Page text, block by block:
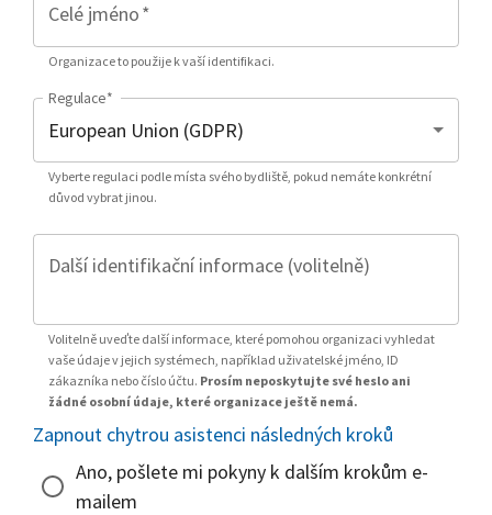
Celé jméno*
Organizace to použije k vaší identifikaci.
Regulace*
Vyberte regulaci podle místa svého bydliště, pokud nemáte konkrétní
důvod vybrat jinou.
Další identifikační informace (volitelně)
Volitelně uveďte další informace, které pomohou organizaci vyhledat
vaše údaje v jejich systémech, například uživatelské jméno, ID
zákazníka nebo číslo účtu. Prosím neposkytujte své heslo ani
žádné osobní údaje, které organizace ještě nemá.
Zapnout chytrou asistenci následných kroků
Ano, pošlete mi pokyny k dalším krokům e-
mailem